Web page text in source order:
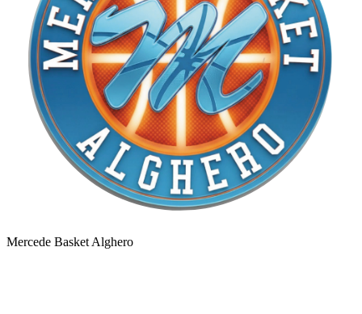
Mercede Basket Alghero